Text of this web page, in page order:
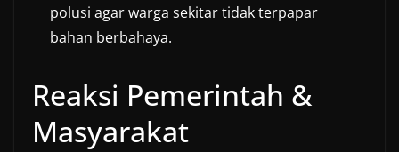
polusi agar warga sekitar tidak terpapar
bahan berbahaya.
Reaksi Pemerintah &
Masyarakat